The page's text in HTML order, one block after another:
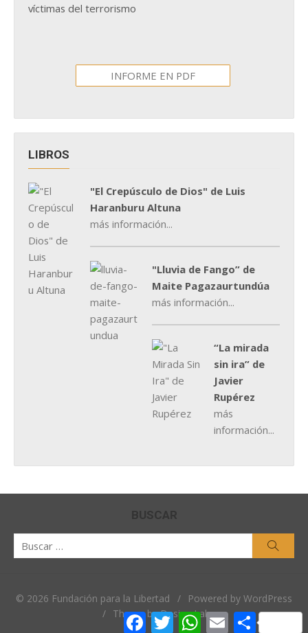
víctimas del terrorismo
INFORME EN PDF
LIBROS
"El Crepúsculo de Dios" de Luis
Haranburu Altuna
más información...
"Lluvia de Fango” de
Maite Pagazaurtundúa
más información...
“La mirada
sin ira” de
Javier
Rupérez
más
información...
BUSCAR
© 2026 Fundación para la Libertad /
Powered by WordPress
/ Theme by Design Lab
Facebook
TwitterWhatsApp
EmailCompartir